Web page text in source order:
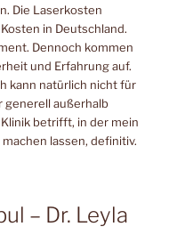
Die Laserkosten
in Deutschland.
Dennoch kommen
und Erfahrung auf.
kann natürlich nicht für
generell außerhalb
betrifft, in der mein
lassen, definitiv.
– Dr. Leyla